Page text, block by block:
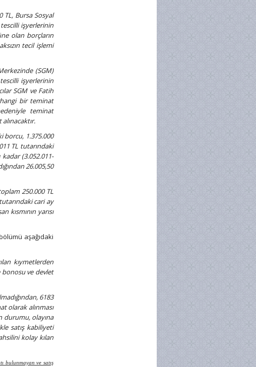
Bursa Sosyal
işyerlerinin
olan borçların
tecil işlemi
(SGM)
işyerlerinin
SGM ve Fatih
bir teminat
teminat
borcu, 1.375.000
TL tutarındaki
(3.052.011-
26.005,50
250.000 TL
cari ay
yarısı
aşağıdaki
kıymetlerden
ve devlet
6183
olarak alınması
durumu, olayına
satış kabiliyeti
kolay kılan
bulunmayan ve satış